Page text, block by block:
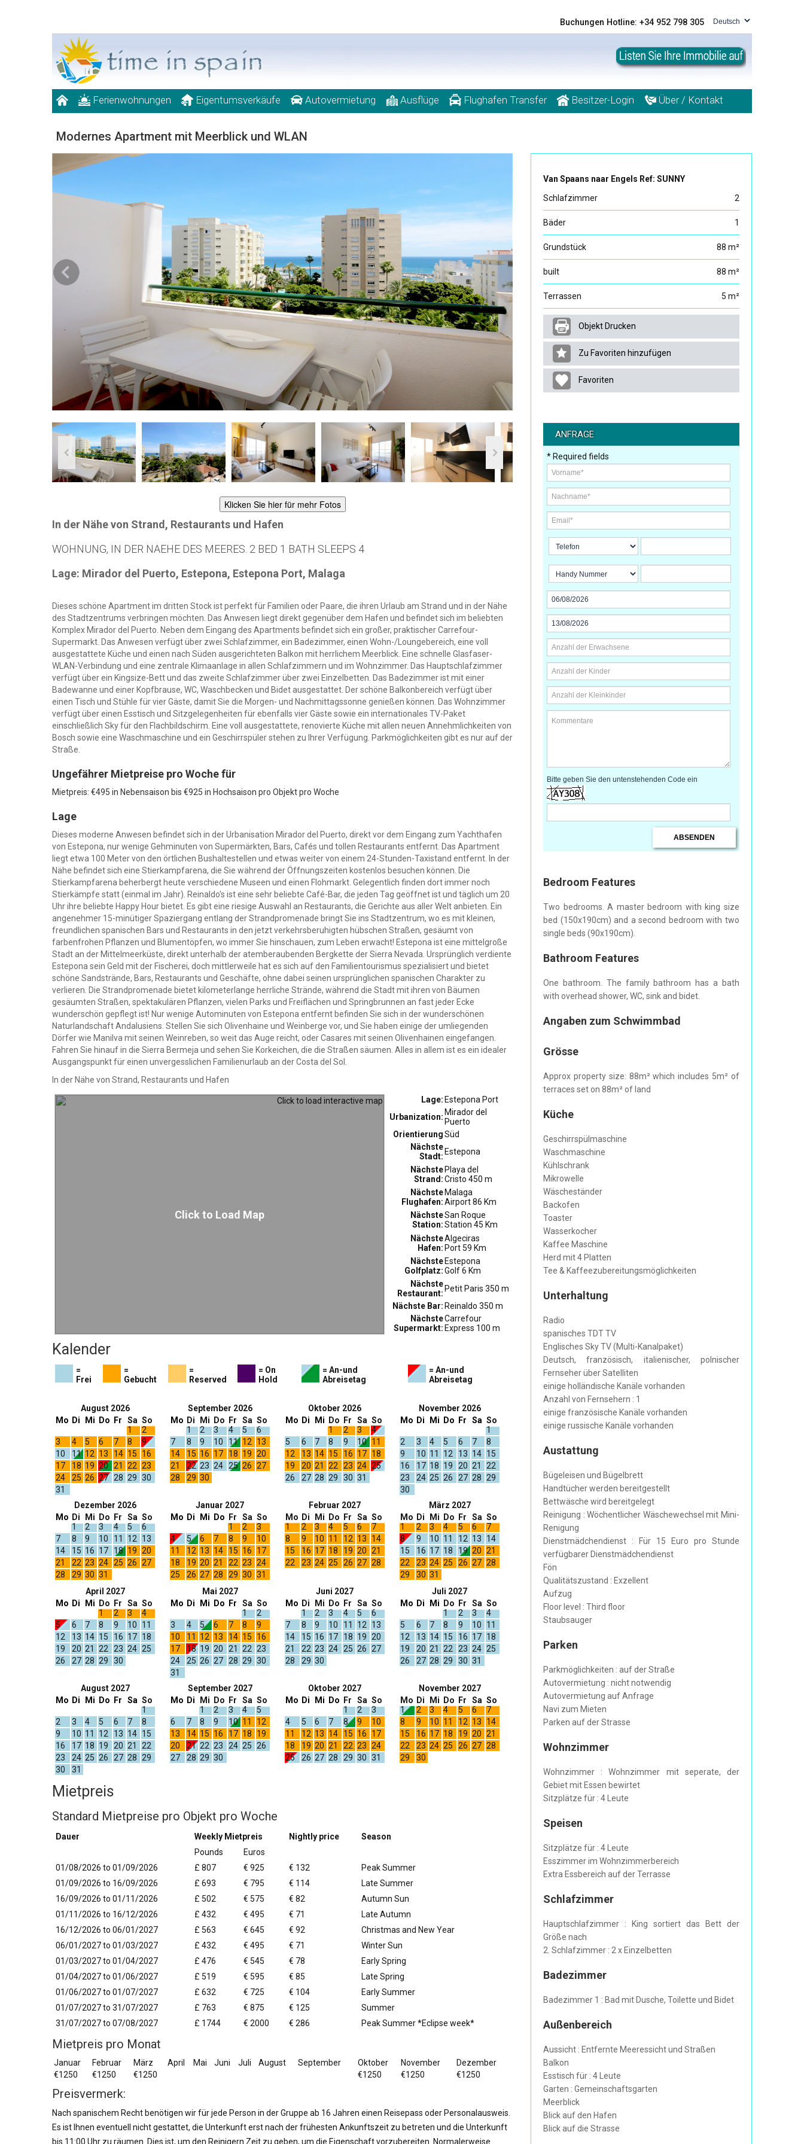
Buchungen Hotline: +34 952 798 305
Ferienwohnungen Eigentumsverkäufe Autovermietung Ausflüge Flughafen Transfer Besitzer-Login Über / Kontakt
Modernes Apartment mit Meerblick und WLAN
Klicken Sie hier für mehr Fotos
In der Nähe von Strand, Restaurants und Hafen
WOHNUNG, IN DER NAEHE DES MEERES. 2 BED 1 BATH SLEEPS 4
Lage: Mirador del Puerto, Estepona, Estepona Port, Malaga
Dieses schöne Apartment im dritten Stock ist perfekt für Familien oder Paare, die ihren Urlaub am Strand und in der Nähe
des Stadtzentrums verbringen möchten. Das Anwesen liegt direkt gegenüber dem Hafen und befindet sich im beliebten
Komplex Mirador del Puerto. Neben dem Eingang des Apartments befindet sich ein großer, praktischer Carrefour-
Supermarkt. Das Anwesen verfügt über zwei Schlafzimmer, ein Badezimmer, einen Wohn-/Loungebereich, eine voll
ausgestattete Küche und einen nach Süden ausgerichteten Balkon mit herrlichem Meerblick. Eine schnelle Glasfaser-
WLAN-Verbindung und eine zentrale Klimaanlage in allen Schlafzimmern und im Wohnzimmer. Das Hauptschlafzimmer
verfügt über ein Kingsize-Bett und das zweite Schlafzimmer über zwei Einzelbetten. Das Badezimmer ist mit einer
Badewanne und einer Kopfbrause, WC, Waschbecken und Bidet ausgestattet. Der schöne Balkonbereich verfügt über
einen Tisch und Stühle für vier Gäste, damit Sie die Morgen- und Nachmittagssonne genießen können. Das Wohnzimmer
verfügt über einen Esstisch und Sitzgelegenheiten für ebenfalls vier Gäste sowie ein internationales TV-Paket
einschließlich Sky für den Flachbildschirm. Eine voll ausgestattete, renovierte Küche mit allen neuen Annehmlichkeiten von
Bosch sowie eine Waschmaschine und ein Geschirrspüler stehen zu Ihrer Verfügung. Parkmöglichkeiten gibt es nur auf der
Straße.
Ungefährer Mietpreise pro Woche für
Mietpreis: €495 in Nebensaison bis €925 in Hochsaison pro Objekt pro Woche
Lage
Dieses moderne Anwesen befindet sich in der Urbanisation Mirador del Puerto, direkt vor dem Eingang zum Yachthafen
von Estepona, nur wenige Gehminuten von Supermärkten, Bars, Cafés und tollen Restaurants entfernt. Das Apartment
liegt etwa 100 Meter von den örtlichen Bushaltestellen und etwas weiter von einem 24-Stunden-Taxistand entfernt. In der
Nähe befindet sich eine Stierkampfarena, die Sie während der Öffnungszeiten kostenlos besuchen können. Die
Stierkampfarena beherbergt heute verschiedene Museen und einen Flohmarkt. Gelegentlich finden dort immer noch
Stierkämpfe statt (einmal im Jahr). Reinaldo's ist eine sehr beliebte Café-Bar, die jeden Tag geöffnet ist und täglich um 20
Uhr ihre beliebte Happy Hour bietet. Es gibt eine riesige Auswahl an Restaurants, die Gerichte aus aller Welt anbieten. Ein
angenehmer 15-minütiger Spaziergang entlang der Strandpromenade bringt Sie ins Stadtzentrum, wo es mit kleinen,
freundlichen spanischen Bars und Restaurants in den jetzt verkehrsberuhigten hübschen Straßen, gesäumt von
farbenfrohen Pflanzen und Blumentöpfen, wo immer Sie hinschauen, zum Leben erwacht! Estepona ist eine mittelgroße
Stadt an der Mittelmeerküste, direkt unterhalb der atemberaubenden Bergkette der Sierra Nevada. Ursprünglich verdiente
Estepona sein Geld mit der Fischerei, doch mittlerweile hat es sich auf den Familientourismus spezialisiert und bietet
schöne Sandstrände, Bars, Restaurants und Geschäfte, ohne dabei seinen ursprünglichen spanischen Charakter zu
verlieren. Die Strandpromenade bietet kilometerlange herrliche Strände, während die Stadt mit ihren von Bäumen
gesäumten Straßen, spektakulären Pflanzen, vielen Parks und Freiflächen und Springbrunnen an fast jeder Ecke
wunderschön gepflegt ist! Nur wenige Autominuten von Estepona entfernt befinden Sie sich in der wunderschönen
Naturlandschaft Andalusiens. Stellen Sie sich Olivenhaine und Weinberge vor, und Sie haben einige der umliegenden
Dörfer wie Manilva mit seinen Weinreben, so weit das Auge reicht, oder Casares mit seinen Olivenhainen eingefangen.
Fahren Sie hinauf in die Sierra Bermeja und sehen Sie Korkeichen, die die Straßen säumen. Alles in allem ist es ein idealer
Ausgangspunkt für einen unvergesslichen Familienurlaub an der Costa del Sol.
In der Nähe von Strand, Restaurants und Hafen
Click to Load Map
Lage: Estepona Port
Urbanization: Mirador del
Puerto
OrientierungSüd
Nächste
Stadt: Estepona
Nächste
Strand:
Playa del
Cristo 450 m
Nächste
Flughafen:
Malaga
Airport 86 Km
Nächste
Station:
San Roque
Station 45 Km
Nächste
Hafen:
Algeciras
Port 59 Km
Nächste
Golfplatz:
Estepona
Golf 6 Km
Nächste
Restaurant: Petit Paris 350 m
Nächste Bar: Reinaldo 350 m
Nächste
Supermarkt:
Carrefour
Express 100 m
Kalender
=
Frei
=
Gebucht
=
Reserved
= On
Hold
= An-und
Abreisetag
= An-und
Abreisetag
August 2026
Mo Di Mi Do Fr
Sa
1
So
2
3
4 5 6 7 8
9
10
11 12 13 14 15
16
17
18 19 20 21 22 23
24
25 26 27 28 29 30
31
September 2026
Mo Di
1
Mi
2
Do
3
Fr
4
Sa
5
So
6
7
8 9 10 11 12
13
14
15 16 17 18 19 20
21
22 23 24 25 26 27
28
29 30
Oktober 2026
Mo Di Mi
Do
1
Fr
2
Sa
3
So
4
5
6 7 8 9 10 11
12
13 14 15 16 17 18
19
20 21 22 23 24 25
26
27 28 29 30 31
November 2026
Mo Di Mi Do Fr Sa So
1
2
3 4 5 6 7
8
9
10 11 12 13 14 15
16
17 18 19 20 21
22
23
24 25 26 27 28 29
30
Dezember 2026
Mo Di
1
Mi
2
Do
3
Fr
4
Sa
5
So
6
7
8 9 10 11 12
13
14
15 16 17 18 19 20
21
22 23 24 25 26 27
28
29 30 31
Januar 2027
Mo Di Mi Do
Fr
1
Sa
2
So
3
4
5 6 7 8 9
10
11
12 13 14 15 16
17
18
19 20 21 22 23 24
25
26 27 28 29 30 31
Februar 2027
Mo
1
Di
2
Mi
3
Do
4
Fr
5
Sa
6
So
7
8
9 10 11 12 13
14
15
16 17 18 19 20 21
22
23 24 25 26 27 28
März 2027
Mo
1
Di
2
Mi
3
Do
4
Fr
5
Sa
6
So
7
8
9 10 11 12 13
14
15
16 17 18 19 20 21
22
23 24 25 26 27 28
29
30 31
April 2027
Mo Di Mi
Do
1
Fr
2
Sa
3
So
4
5
6 7 8 9 10
11
12
13 14 15 16 17 18
19
20 21 22 23 24 25
26
27 28 29 30
Mai 2027
Mo Di Mi Do Fr
Sa
1
So
2
3
4 5 6 7 8
9
10
11 12 13 14 15
16
17
18 19 20 21 22 23
24
25 26 27 28 29 30
31
Juni 2027
Mo Di
1
Mi
2
Do
3
Fr
4
Sa
5
So
6
7
8 9 10 11 12
13
14
15 16 17 18 19 20
21
22 23 24 25 26 27
28
29 30
Juli 2027
Mo Di Mi
Do
1
Fr
2
Sa
3
So
4
5
6 7 8 9 10
11
12
13 14 15 16 17 18
19
20 21 22 23 24 25
26
27 28 29 30 31
August 2027
Mo Di Mi Do Fr Sa So
1
2
3 4 5 6 7
8
9
10 11 12 13 14 15
16
17 18 19 20 21
22
23
24 25 26 27 28 29
30
31
September 2027
Mo Di
Mi
1
Do
2
Fr
3
Sa
4
So
5
6
7 8 9 10 11
12
13
14 15 16 17 18
19
20
21 22 23 24 25 26
27
28 29 30
Oktober 2027
Mo Di Mi Do
Fr
1
Sa
2
So
3
4
5 6 7 8 9
10
11
12 13 14 15 16
17
18
19 20 21 22 23 24
25
26 27 28 29 30 31
November 2027
Mo
1
Di
2
Mi
3
Do
4
Fr
5
Sa
6
So
7
8
9 10 11 12 13
14
15
16 17 18 19 20 21
22
23 24 25 26 27 28
29
30
Mietpreis
Standard Mietpreise pro Objekt pro Woche
Dauer Weekly Mietpreis Nightly price
Season
Pounds
Euros
01/08/2026 to 01/09/2026
£ 807 € 925 € 132
Peak Summer
01/09/2026 to 16/09/2026
£ 693 € 795 € 114
Late Summer
16/09/2026 to 01/11/2026
£ 502 € 575 € 82
Autumn Sun
01/11/2026 to 16/12/2026
£ 432 € 495 € 71
Late Autumn
16/12/2026 to 06/01/2027
£ 563 € 645 € 92
Christmas and New Year
06/01/2027 to 01/03/2027
£ 432 € 495 € 71
Winter Sun
01/03/2027 to 01/04/2027
£ 476 € 545 € 78
Early Spring
01/04/2027 to 01/06/2027
£ 519 € 595 € 85
Late Spring
01/06/2027 to 01/07/2027
£ 632 € 725 € 104
Early Summer
01/07/2027 to 31/07/2027
£ 763 € 875 € 125
Summer
31/07/2027 to 07/08/2027
£ 1744 € 2000 € 286 Peak Summer *Eclipse week*
Mietpreis pro Monat
Januar Februar März April Mai Juni Juli August September Oktober November
Dezember
€1250
€1250 €1250 €1250 €1250 €1250
Preisvermerk:
Nach spanischem Recht benötigen wir für jede Person in der Gruppe ab 16 Jahren einen Reisepass oder Personalausweis.
Es ist Ihnen eventuell nicht gestattet, die Unterkunft erst nach der frühesten Ankunftszeit zu betreten und die Unterkunft
bis 11:00 Uhr zu räumen. Dies ist, um den Reinigern Zeit zu geben, um die Eigenschaft vorzubereiten. Normalerweise
Van Spaans naar Engels Ref: SUNNY
Schlafzimmer
2
Bäder 1
Grundstück 88 m²
built 88 m²
Terrassen 5 m²
Objekt Drucken
Zu Favoriten hinzufügen
Favoriten
ANFRAGE
* Required fields
Bitte geben Sie den untenstehenden Code ein
Bedroom Features
Two bedrooms. A master bedroom with king size
bed (150x190cm) and a second bedroom with two
single beds (90x190cm).
Bathroom Features
One bathroom. The family bathroom has a bath
with overhead shower, WC, sink and bidet.
Angaben zum Schwimmbad
Grösse
Approx property size: 88m² which includes 5m² of
terraces set on 88m² of land
Küche
Geschirrspülmaschine
Waschmaschine
Kühlschrank
Mikrowelle
Wäscheständer
Backofen
Toaster
Wasserkocher
Kaffee Maschine
Herd mit 4 Platten
Tee & Kaffeezubereitungsmöglichkeiten
Unterhaltung
Radio
spanisches TDT TV
Englisches Sky TV (Multi-Kanalpaket)
Deutsch, französisch, italienischer, polnischer
Fernseher über Satelliten
einige holländische Kanäle vorhanden
Anzahl von Fernsehern : 1
einige französische Kanäle vorhanden
einige russische Kanäle vorhanden
Austattung
Bügeleisen und Bügelbrett
Handtücher werden bereitgestellt
Bettwäsche wird bereitgelegt
Reinigung : Wöchentlicher Wäschewechsel mit Mini-
Renigung
Dienstmädchendienst : Für 15 Euro pro Stunde
verfügbarer Dienstmädchendienst
Fön
Qualitätszustand : Exzellent
Aufzug
Floor level : Third floor
Staubsauger
Parken
Parkmöglichkeiten : auf der Straße
Autovermietung : nicht notwendig
Autovermietung auf Anfrage
Navi zum Mieten
Parken auf der Strasse
Wohnzimmer
Wohnzimmer : Wohnzimmer mit seperate, der
Gebiet mit Essen bewirtet
Sitzplätze für : 4 Leute
Speisen
Sitzplätze für : 4 Leute
Esszimmer im Wohnzimmerbereich
Extra Essbereich auf der Terrasse
Schlafzimmer
Hauptschlafzimmer : King sortiert das Bett der
Größe nach
2. Schlafzimmer : 2 x Einzelbetten
Badezimmer
Badezimmer 1 : Bad mit Dusche, Toilette und Bidet
Außenbereich
Aussicht : Entfernte Meeressicht und Straßen
Balkon
Esstisch für : 4 Leute
Garten : Gemeinschaftsgarten
Meerblick
Blick auf den Hafen
Blick auf die Strasse